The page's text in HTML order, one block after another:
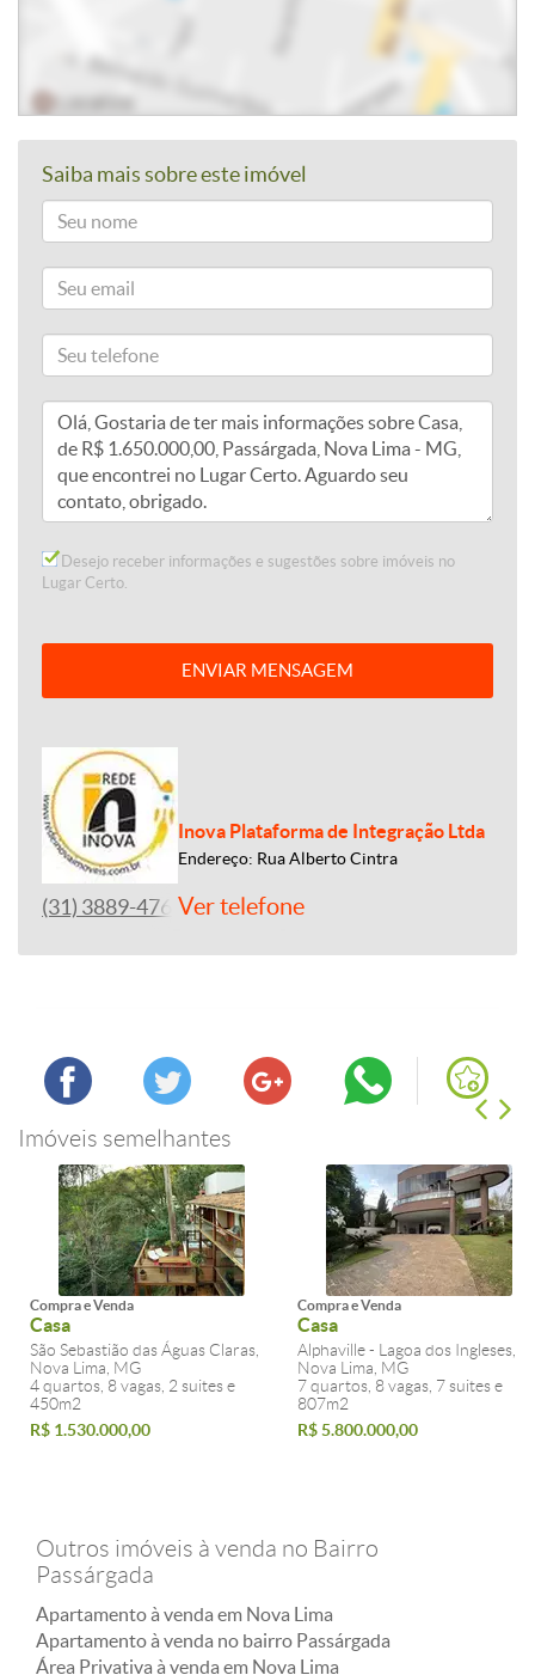
Saiba mais sobre este imóvel
Desejo receber informações e sugestões sobre imóveis no
Lugar Certo.
ENVIAR MENSAGEM
Inova Plataforma de Integração Ltda
Endereço: Rua Alberto Cintra
(31) 3889-4765Ver telefone
Imóveis semelhantes
Compra e Venda
Casa
São Sebastião das Águas Claras,
Nova Lima, MG
4 quartos, 8 vagas, 2 suites e
450m2
R$ 1.530.000,00
Compra e Venda
Casa
Alphaville - Lagoa dos Ingleses,
Nova Lima, MG
7 quartos, 8 vagas, 7 suites e
807m2
R$ 5.800.000,00
Outros imóveis à venda no Bairro
Passárgada
Apartamento à venda em Nova Lima
Apartamento à venda no bairro Passárgada
Área Privativa à venda em Nova Lima